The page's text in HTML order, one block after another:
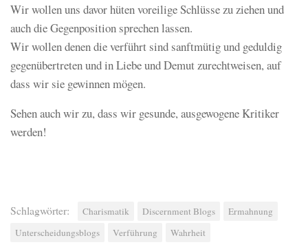
Wir wollen uns davor hüten voreilige Schlüsse zu ziehen und
auch die Gegenposition sprechen lassen.
Wir wollen denen die verführt sind sanftmütig und geduldig
gegenübertreten und in Liebe und Demut zurechtweisen, auf
dass wir sie gewinnen mögen.
Sehen auch wir zu, dass wir gesunde, ausgewogene Kritiker
werden!
Schlagwörter: Charismatik Discernment Blogs
Ermahnung
Unterscheidungsblogs
Verführung Wahrheit